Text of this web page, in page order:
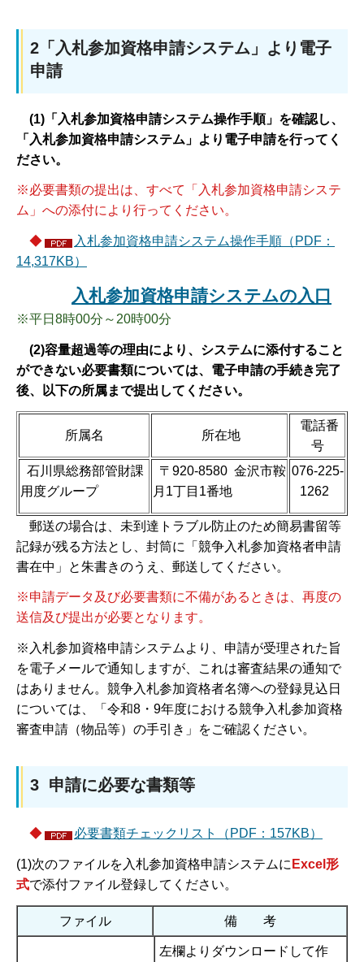
2「入札参加資格申請システム」より電子
申請
(1)「入札参加資格申請システム操作手順」を確認し、
「入札参加資格申請システム」より電子申請を行ってく
ださい。
※必要書類の提出は、すべて「入札参加資格申請システ
ム」への添付により行ってください。
◆
入札参加資格申請システム操作手順（PDF：
14,317KB）
入札参加資格申請システムの入口
※平日8時00分～20時00分
(2)容量超過等の理由により、システムに添付すること
ができない必要書類については、電子申請の手続き完了
後、以下の所属まで提出してください。
所属名 所在地
電話番
号
石川県総務部管財課
用度グループ
〒920-8580 金沢市鞍
月1丁目1番地
076-225-
1262
郵送の場合は、未到達トラブル防止のため簡易書留等
記録が残る方法とし、封筒に「競争入札参加資格者申請
書在中」と朱書きのうえ、郵送してください。
※申請データ及び必要書類に不備があるときは、再度の
送信及び提出が必要となります。
※入札参加資格申請システムより、申請が受理された旨
を電子メールで通知しますが、これは審査結果の通知で
はありません。競争入札参加資格者名簿への登録見込日
については、「令和8・9年度における競争入札参加資格
審査申請（物品等）の手引き」をご確認ください。
3 申請に必要な書類等
◆ 必要書類チェックリスト（PDF：157KB）
(1)次のファイルを入札参加資格申請システムに Excel形
式で添付ファイル登録してください。
ファイル 備 考
左欄よりダウンロードして作